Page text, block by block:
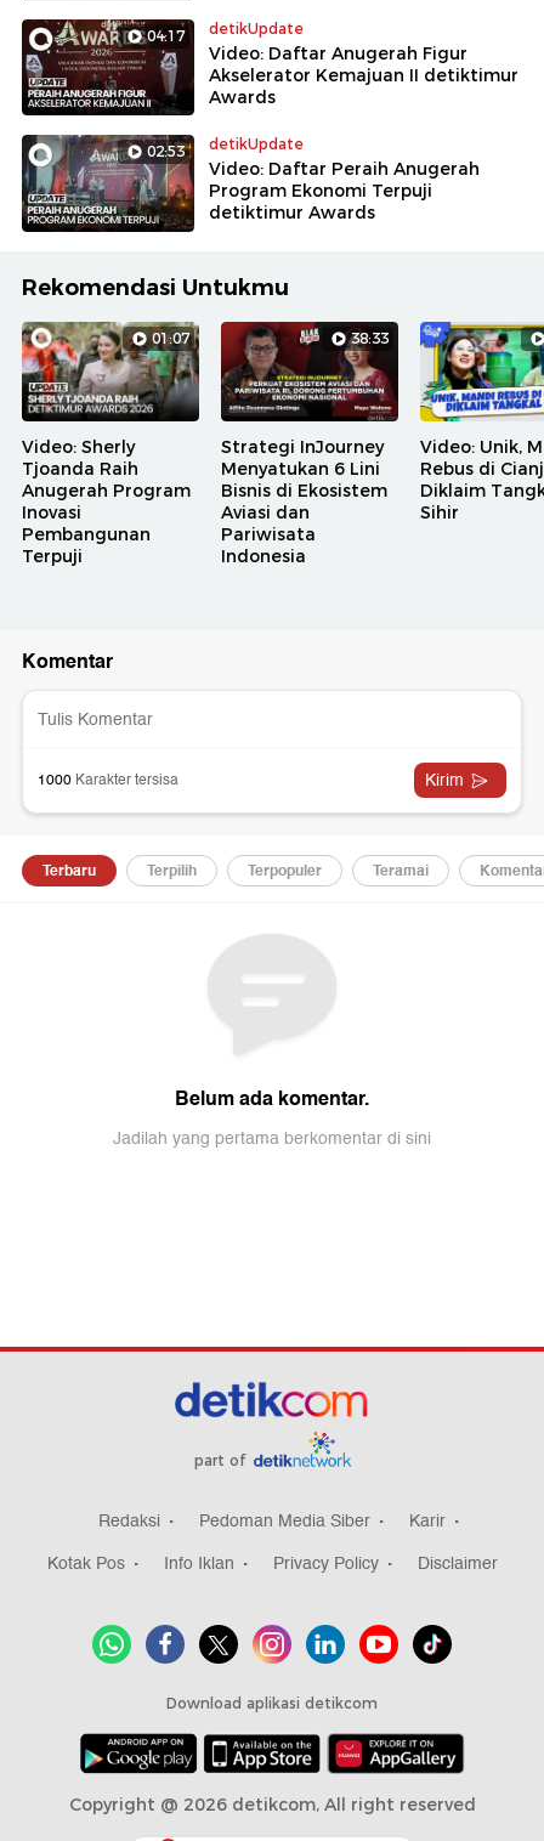
04:17 detikUpdate
Video: Daftar Anugerah Figur
Akselerator Kemajuan II detiktimur
Awards
02:53 detikUpdate
Video: Daftar Peraih Anugerah
Program Ekonomi Terpuji
detiktimur Awards
Rekomendasi Untukmu
01:07
Video: Sherly
Tjoanda Raih
Anugerah Program
Inovasi
Pembangunan
Terpuji
38:33
Strategi InJourney
Menyatukan 6 Lini
Bisnis di Ekosistem
Aviasi dan
Pariwisata
Indonesia
Video: Unik,
Rebus di
Diklaim
Sihir
part of
Redaksi Pedoman Media Siber
Karir
Kotak Pos
Info Iklan Privacy Policy Disclaimer
Download aplikasi detikcom
Copyright @ 2026 detikcom, All right reserved